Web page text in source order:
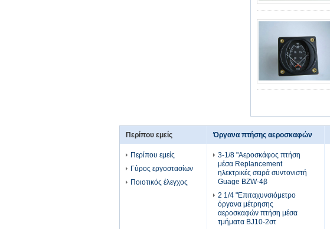
Περίπου εμείς
Περίπου εμείς
Γύρος εργοστασίων
Ποιοτικός έλεγχος
Όργανα πτήσης αεροσκαφών
3-1/8 "Αεροσκάφος πτήση
μέσα Replancement
ηλεκτρικές σειρά συντονιστή
Guage BZW-4β
2 1/4 "Επιταχυνσιόμετρο
όργανα μέτρησης
αεροσκαφών πτήση μέσα
τμήματα BJ10-2στ